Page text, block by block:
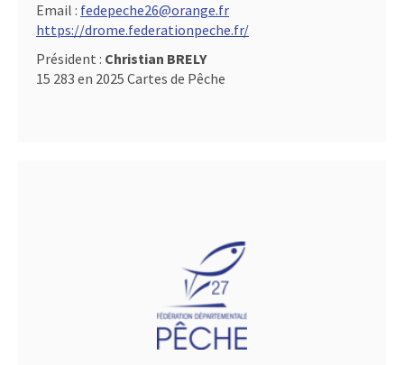
Email : fedepeche26@orange.fr
https://drome.federationpeche.fr/
Président : Christian BRELY
15 283 en 2025 Cartes de Pêche